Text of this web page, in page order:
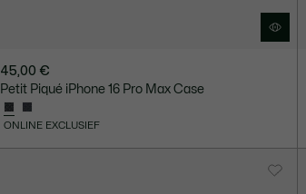
45,00 €
Petit Piqué iPhone 16 Pro Max Case
ONLINE EXCLUSIEF